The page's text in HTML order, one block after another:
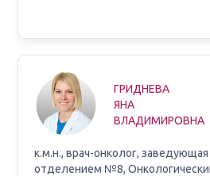
ГРИДНЕВА
ЯНА
ВЛАДИМИРОВНА
к.м.н., врач-онколог,
отделением №8,